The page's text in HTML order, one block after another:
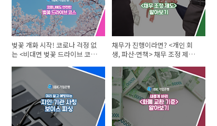
벚꽃 개화 시작! 코로나 걱정 없
는 <비대면 벚꽃 드라이브 코스
채무가 진행이라면? <개인 회
생, 파산·면책> 채무 조정 제도